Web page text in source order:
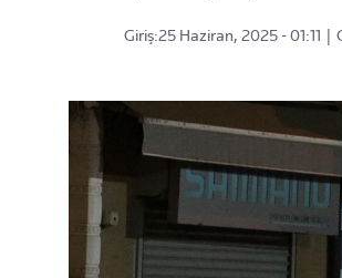
Giriş:25 Haziran, 2025 - 01:11